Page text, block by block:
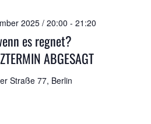
es regnet?
ABGESAGT
2025 / 20:00 - 21:20
Straße 77, Berlin